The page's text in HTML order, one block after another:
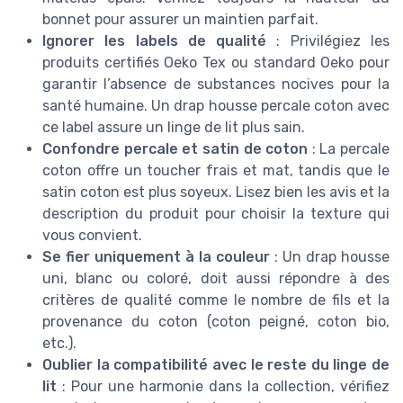
bonnet pour assurer un maintien parfait.
Ignorer les labels de qualité : Privilégiez les
produits certifiés Oeko Tex ou standard Oeko pour
garantir l’absence de substances nocives pour la
santé humaine. Un drap housse percale coton avec
ce label assure un linge de lit plus sain.
Confondre percale et satin de coton : La percale
coton offre un toucher frais et mat, tandis que le
satin coton est plus soyeux. Lisez bien les avis et la
description du produit pour choisir la texture qui
vous convient.
Se fier uniquement à la couleur : Un drap housse
uni, blanc ou coloré, doit aussi répondre à des
critères de qualité comme le nombre de fils et la
provenance du coton (coton peigné, coton bio,
etc.).
Oublier la compatibilité avec le reste du linge de
lit : Pour une harmonie dans la collection, vérifiez